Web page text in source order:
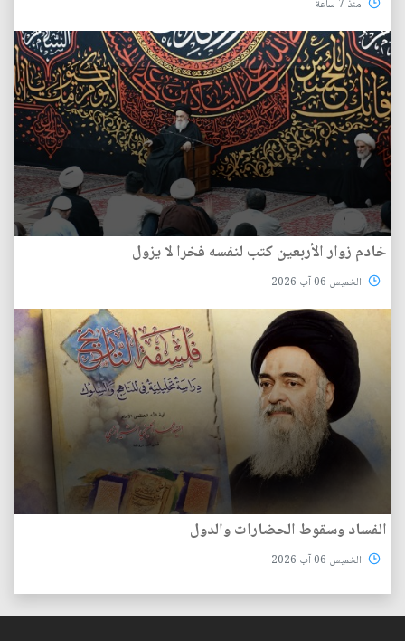
منذ 7 ساعة
خادم زوار الأربعين كتب لنفسه فخرا لا يزول
الخميس 06 آب 2026
الفساد وسقوط الحضارات والدول
الخميس 06 آب 2026